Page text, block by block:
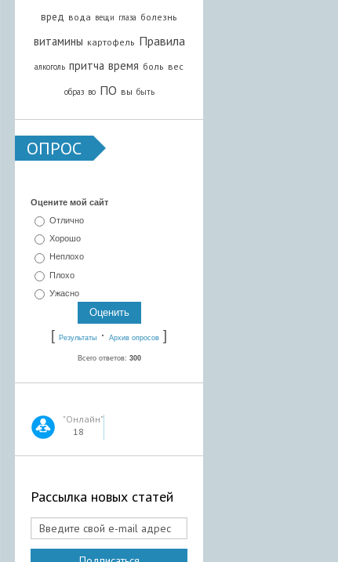
вред вода вещи глаза болезнь
витамины картофель Правила
алкоголь притча время боль вес
образ во ПО вы быть
ОПРОС
Оцените мой сайт
Отлично
Хорошо
Неплохо
Плохо
Ужасно
[ Результаты · Архив опросов ]
Всего ответов: 300
"Онлайн"
18
Рассылка новых статей